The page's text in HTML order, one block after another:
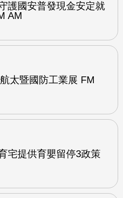
護國安普發現金安定就
AM
太暨國防工業展 FM
宅提供育嬰留停3政策